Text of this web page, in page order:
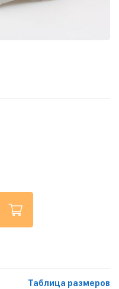
Таблица размеров